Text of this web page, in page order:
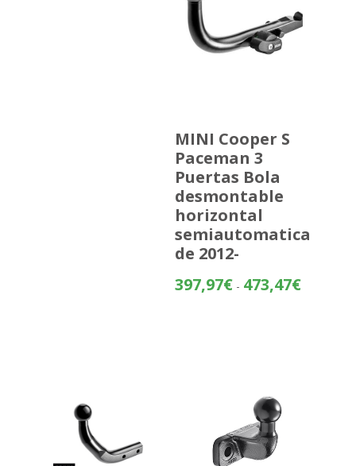
MINI Cooper S
Paceman 3
Puertas Bola
desmontable
horizontal
semiautomatica
de 2012-
397,97€ - 473,47€Rango